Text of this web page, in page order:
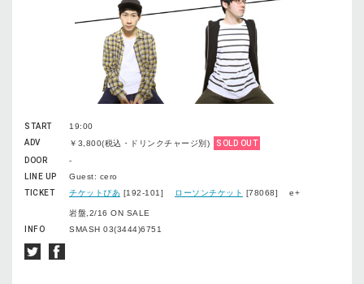
START
19:00
ADV
￥3,800(税込・ドリンクチャージ別)
SOLD OUT
DOOR
-
LINE UP
Guest: cero
TICKET
チケットぴあ [192-101] ローソンチケット [78068] e+
岩盤,2/16 ON SALE
INFO
SMASH 03(3444)6751